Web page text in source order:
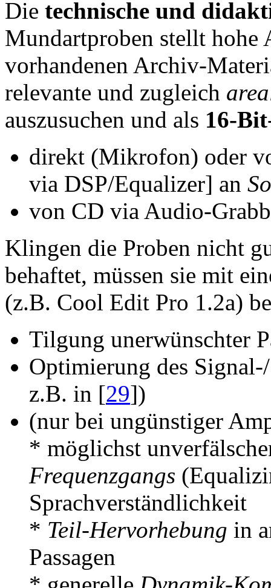
Die technische und
Mundartproben stellt hohe
vorhandenen Archiv-
relevante und zugleich
auszusuchen und als 16-Bit
direkt (Mikrofon) oder
via DSP/Equalizer] an
von CD via Audio-
Klingen die Proben nicht
behaftet, müssen sie mit
(z.B. Cool Edit Pro 1.2a)
Tilgung unerwünschter
Optimierung des
z.B. in [29])
(nur bei ungünstiger
* möglichst
Frequenzgangs
Sprachverständlichkeit
* Teil-Hervorhebung in
Passagen